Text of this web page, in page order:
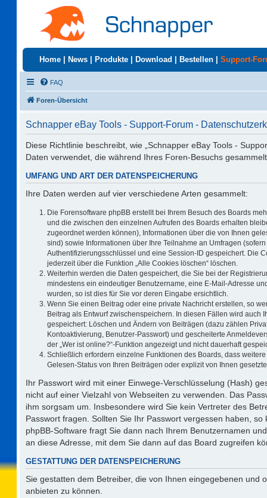
Home News Produkte Download Bestellen Support-
FAQ
Foren-Übersicht
Schnapper eBay Tools - Support-Forum -
Diese Richtlinie beschreibt, wie „Schnapper eBay Tools -
Daten verwendet, die während Ihres Foren-Besuchs
UMFANG UND ART DER DATENSPEICHERUNG
Ihre Daten werden auf vier verschiedene Arten gesammelt:
Die Forensoftware phpBB erstellt bei Ihrem Besuch des Boards
und die zwischen den einzelnen Aufrufen des Boards erhalten
zugeordnet werden können), Informationen über die von Ihnen
sind) sowie Informationen über Ihre Teilnahme an Umfragen
Authentifizierungsschlüssel und eine Session-ID gespeichert. Die
jederzeit über die Funktion „Alle Cookies löschen“ löschen.
Weiterhin werden die Daten gespeichert, die Sie bei der
mindestens ein eindeutiger Benutzername, eine E-Mail-Adresse
wurden, so ist dies für Sie vor deren Eingabe ersichtlich.
Wenn Sie einen Beitrag oder eine private Nachricht erstellen, so
Beitrag als Entwurf zwischenspeichern. In diesen Fällen wird
gespeichert: Löschen und Ändern von Beiträgen (dazu zählen
Kontoaktivierung, Benutzer-Passwort) und gescheiterte
der „Wer ist online?“-Funktion angezeigt und nicht dauerhaft
Schließlich erfordern einzelne Funktionen des Boards, dass
Gelesen-Status von Ihren Beiträgen oder explizit von Ihnen
Ihr Passwort wird mit einer Einwege-Verschlüsselung (Hash)
nicht auf einer Vielzahl von Webseiten zu verwenden. Das
ihm sorgsam um. Insbesondere wird Sie kein Vertreter des
Passwort fragen. Sollten Sie Ihr Passwort vergessen haben,
phpBB-Software fragt Sie dann nach Ihrem Benutzernamen
an diese Adresse, mit dem Sie dann auf das Board zugreifen
GESTATTUNG DER DATENSPEICHERUNG
Sie gestatten dem Betreiber, die von Ihnen eingegebenen
anbieten zu können.